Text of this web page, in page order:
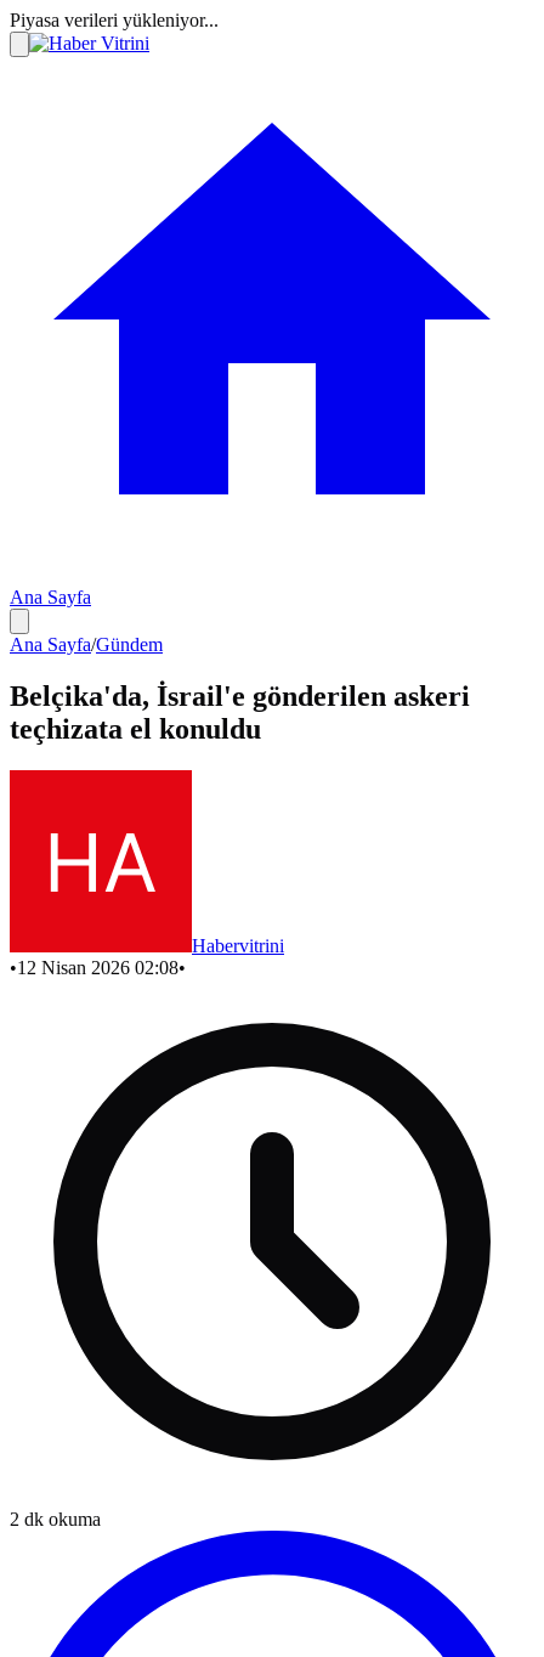
Piyasa verileri yükleniyor...
Ana Sayfa
Ana Sayfa/Gündem
Belçika'da, İsrail'e gönderilen askeri
teçhizata el konuldu
Habervitrini
•12 Nisan 2026 02:08•
2 dk okuma